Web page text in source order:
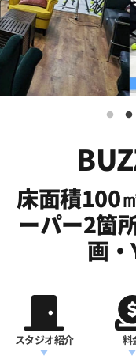
床面積100
ーパー2箇
画
スタジオ紹介 料